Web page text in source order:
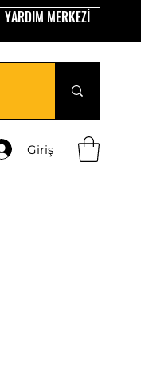
YARDIM MERKEZİ
Giriş